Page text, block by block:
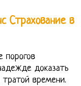
Страхование в
порогов
доказать
тратой времени.